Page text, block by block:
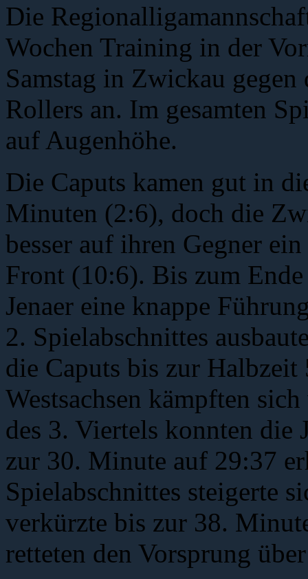
Die
Wochen Training in der
Samstag in Zwickau
Rollers an. Im gesamten
auf Augenhöhe.
Die Caputs kamen gut in
Minuten (2:6), doch die
besser auf ihren Gegner
Front (10:6). Bis zum
Jenaer eine knappe
2. Spielabschnittes
die Caputs bis zur
Westsachsen kämpften
des 3. Viertels konnten die
zur 30. Minute auf 29:37
Spielabschnittes steigerte
verkürzte bis zur 38.
retteten den Vorsprung